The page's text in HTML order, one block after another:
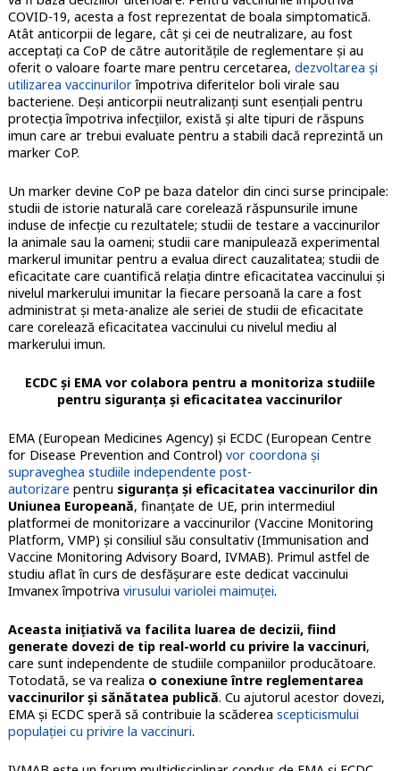
COVID-19, acesta a fost reprezentat de boala simptomatică.
Atât anticorpii de legare, cât și cei de neutralizare, au fost
acceptați ca CoP de către autoritățile de reglementare și au
oferit o valoare foarte mare pentru cercetarea, dezvoltarea și
utilizarea vaccinurilorîmpotriva diferitelor boli virale sau
bacteriene. Deşi anticorpii neutralizanţi sunt esenţiali pentru
protecţia împotriva infecţiilor, există şi alte tipuri de răspuns
imun care ar trebui evaluate pentru a stabili dacă reprezintă un
marker CoP.
Un marker devine CoP pe baza datelor din cinci surse principale:
studii de istorie naturală care corelează răspunsurile imune
induse de infecție cu rezultatele; studii de testare a vaccinurilor
la animale sau la oameni; studii care manipulează experimental
markerul imunitar pentru a evalua direct cauzalitatea; studii de
eficacitate care cuantifică relația dintre eficacitatea vaccinului și
nivelul markerului imunitar la fiecare persoană la care a fost
administrat și meta-analize ale seriei de studii de eficacitate
care corelează eficacitatea vaccinului cu nivelul mediu al
markerului imun.
ECDC și EMA vor colabora pentru a monitoriza studiile
pentru siguranța și eficacitatea vaccinurilor
EMA (European Medicines Agency) și ECDC (European Centre
for Disease Prevention and Control) vor coordona și
supraveghea studiile independente post-
autorizare pentru siguranța și eficacitatea vaccinurilor din
Uniunea Europeană, finanțate de UE, prin intermediul
platformei de monitorizare a vaccinurilor (Vaccine Monitoring
Platform, VMP) și consiliul său consultativ (Immunisation and
Vaccine Monitoring Advisory Board, IVMAB). Primul astfel de
studiu aflat în curs de desfășurare este dedicat vaccinului
Imvanex împotriva virusului variolei maimuței.
Aceasta inițiativă va facilita luarea de decizii, fiind
generate dovezi de tip real-world cu privire la vaccinuri,
care sunt independente de studiile companiilor producătoare.
Totodată, se va realiza o conexiune între reglementarea
vaccinurilor și sănătatea publică. Cu ajutorul acestor dovezi,
EMA și ECDC speră să contribuie la scăderea scepticismului
populației cu privire la vaccinuri.